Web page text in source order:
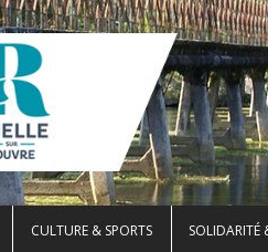
CULTURE & SPORTS SOLIDARITÉ